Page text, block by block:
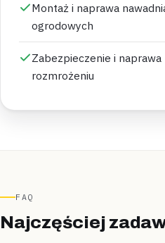
Montaż i naprawa
ogrodowych
Zabezpieczenie i
rozmrożeniu
FAQ
Najczęściej